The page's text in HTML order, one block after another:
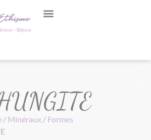
/ Minéraux / Formes
cookies